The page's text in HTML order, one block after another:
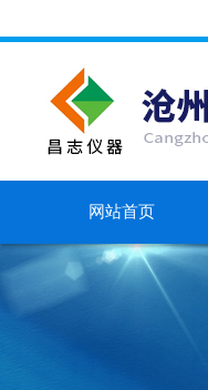
网站首页